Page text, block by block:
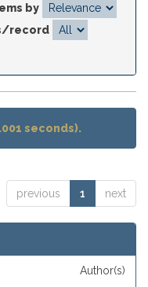
by
record
seconds).
previous 1 next
Author(s)